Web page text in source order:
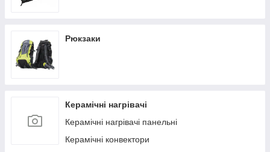
Рюкзаки
Керамічні нагрівачі
Керамічні нагрівачі панельні
Керамічні конвектори